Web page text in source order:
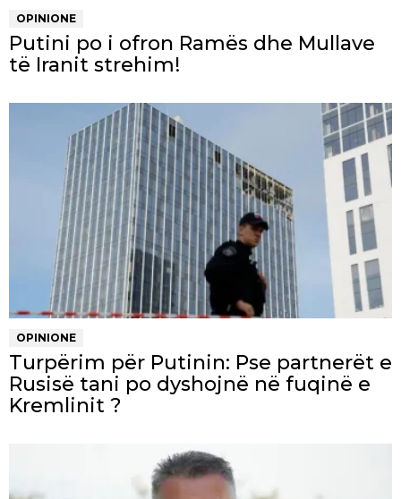
OPINIONE
Putini po i ofron Ramës dhe Mullave
të Iranit strehim!
OPINIONE
Turpërim për Putinin: Pse partnerët e
Rusisë tani po dyshojnë në fuqinë e
Kremlinit ?